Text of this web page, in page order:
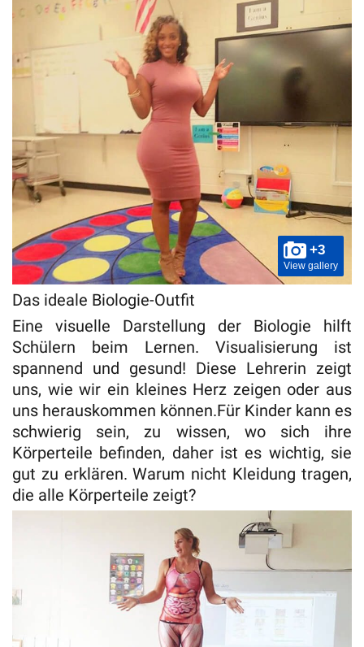
+3
View gallery
Das ideale Biologie-Outfit
Eine visuelle Darstellung der Biologie hilft
Schülern beim Lernen. Visualisierung ist
spannend und gesund! Diese Lehrerin zeigt
uns, wie wir ein kleines Herz zeigen oder aus
uns herauskommen können.Für Kinder kann es
schwierig sein, zu wissen, wo sich ihre
Körperteile befinden, daher ist es wichtig, sie
gut zu erklären. Warum nicht Kleidung tragen,
die alle Körperteile zeigt?